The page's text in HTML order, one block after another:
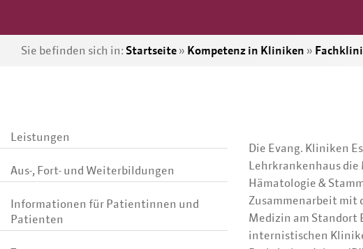
Sie befinden sich in: Startseite » Kompetenz in Kliniken »
Leistungen
Aus-, Fort- und Weiterbildungen
Informationen für Patientinnen und
Patienten
Die Evang. Kliniken
Lehrkrankenhaus
Hämatologie &
Zusammenarbeit mit
Medizin am Standort
internistischen